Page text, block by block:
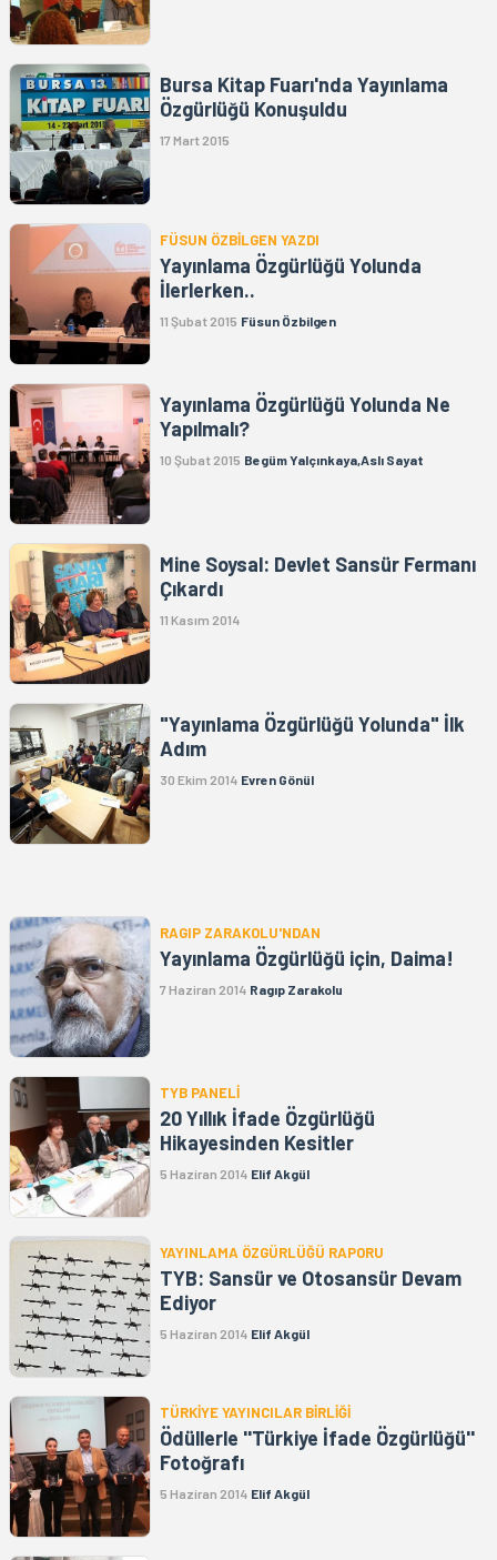
Bursa Kitap Fuarı'nda Yayınlama
Özgürlüğü Konuşuldu
17 Mart 2015
FÜSUN ÖZBİLGEN YAZDI
Yayınlama Özgürlüğü Yolunda
İlerlerken..
11 Şubat 2015 Füsun Özbilgen
Yayınlama Özgürlüğü Yolunda Ne
Yapılmalı?
10 Şubat 2015 Begüm Yalçınkaya,Aslı Sayat
Mine Soysal: Devlet Sansür Fermanı
Çıkardı
11 Kasım 2014
"Yayınlama Özgürlüğü Yolunda" İlk
Adım
30 Ekim 2014 Evren Gönül
RAGIP ZARAKOLU'NDAN
Yayınlama Özgürlüğü için, Daima!
7 Haziran 2014 Ragıp Zarakolu
TYB PANELİ
20 Yıllık İfade Özgürlüğü
Hikayesinden Kesitler
5 Haziran 2014 Elif Akgül
YAYINLAMA ÖZGÜRLÜĞÜ RAPORU
TYB: Sansür ve Otosansür Devam
Ediyor
5 Haziran 2014 Elif Akgül
TÜRKİYE YAYINCILAR BİRLİĞİ
Ödüllerle ''Türkiye İfade Özgürlüğü''
Fotoğrafı
5 Haziran 2014 Elif Akgül